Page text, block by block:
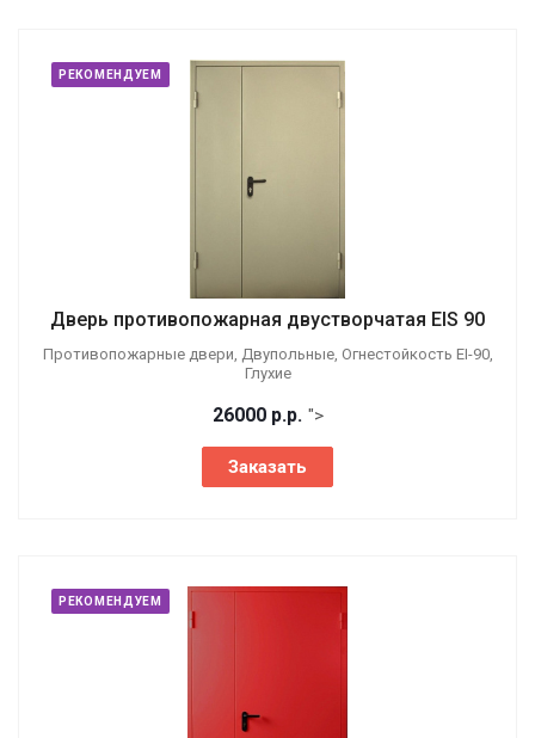
РЕКОМЕНДУЕМ
Дверь противопожарная двустворчатая EIS 90
Противопожарные двери, Двупольные, Огнестойкость EI-90,
Глухие
26000 р.р. ">
Заказать
РЕКОМЕНДУЕМ